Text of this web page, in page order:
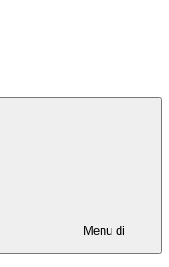
Menu di